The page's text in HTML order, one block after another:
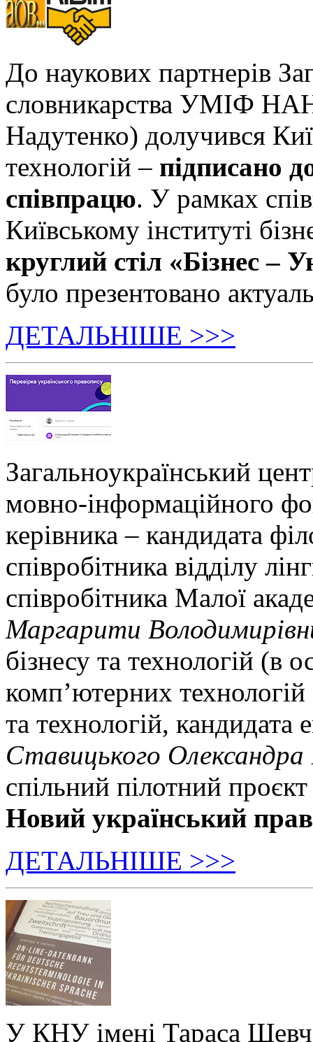
До наукових партнерів
словникарства УМІФ
Надутенко) долучився
технологій – підписано
співпрацю. У рамках
Київському інституті
круглий стіл «Бізнес –
було презентовано
ДЕТАЛЬНІШЕ >>>
Загальноукраїнський
мовно-інформаційного
керівника – кандидата
співробітника відділу
співробітника Малої
Маргарити
бізнесу та технологій (в
комп’ютерних технологій
та технологій, кандидата
Ставицького Олександра
спільний пілотний
Новий український
ДЕТАЛЬНІШЕ >>>
У КНУ імені Тараса